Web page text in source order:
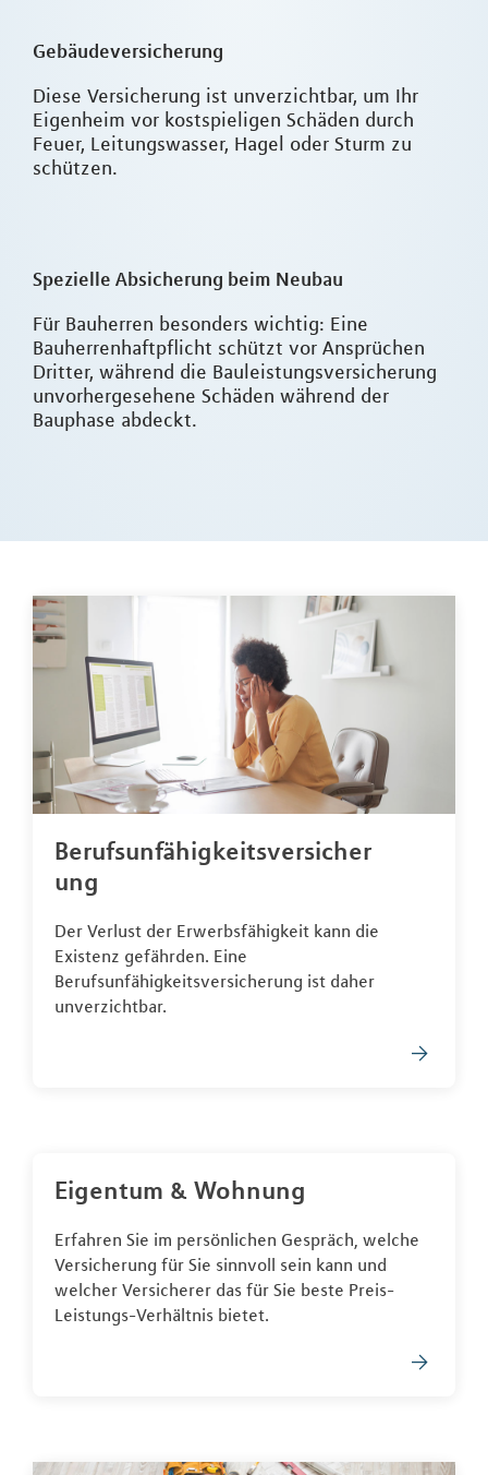
Gebäudeversicherung
Diese Versicherung ist unverzichtbar, um Ihr
Eigenheim vor kostspieligen Schäden durch
Feuer, Leitungswasser, Hagel oder Sturm zu
schützen.
Spezielle Absicherung beim Neubau
Für Bauherren besonders wichtig: Eine
Bauherrenhaftpflicht schützt vor Ansprüchen
Dritter, während die Bauleistungsversicherung
unvorhergesehene Schäden während der
Bauphase abdeckt.
Berufsunfähigkeitsversicher
ung
Der Verlust der Erwerbsfähigkeit kann die
Existenz gefährden. Eine
Berufsunfähigkeitsversicherung ist daher
unverzichtbar.
Eigentum & Wohnung
Erfahren Sie im persönlichen Gespräch, welche
Versicherung für Sie sinnvoll sein kann und
welcher Versicherer das für Sie beste Preis-
Leistungs-Verhältnis bietet.